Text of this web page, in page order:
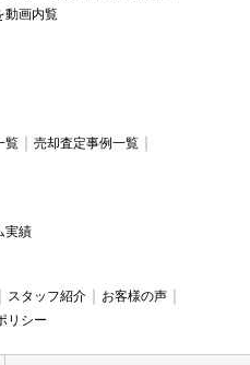
動画内覧
覧
売却査定事例一覧
実績
スタッフ紹介
お客様の声
リシー